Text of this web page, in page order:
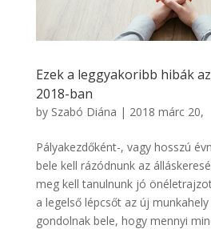
Ezek a leggyakoribb hibák
2018-ban
by Szabó Diána | 2018 márc 20,
Pályakezdőként-, vagy hosszú
bele kell rázódnunk az
meg kell tanulnunk jó
a legelső lépcsőt az új
gondolnak bele, hogy mennyi